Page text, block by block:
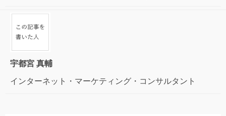
宇都宮 真輔
インターネット・マーケティング・コンサルタント